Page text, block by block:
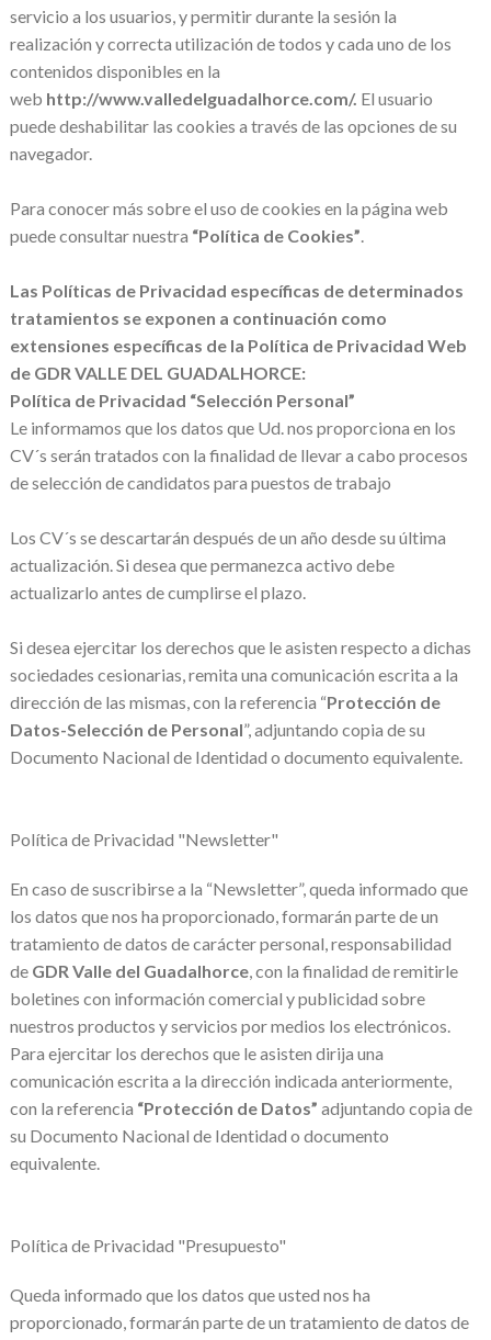
servicio a los usuarios, y permitir durante la sesión la
realización y correcta utilización de todos y cada uno de los
contenidos disponibles en la
web http://www.valledelguadalhorce.com/. El usuario
puede deshabilitar las cookies a través de las opciones de su
navegador.
Para conocer más sobre el uso de cookies en la página web
puede consultar nuestra “Política de Cookies”.
Las Políticas de Privacidad específicas de determinados
tratamientos se exponen a continuación como
extensiones específicas de la Política de Privacidad Web
de GDR VALLE DEL GUADALHORCE:
Política de Privacidad “Selección Personal”
Le informamos que los datos que Ud. nos proporciona en los
CV´s serán tratados con la finalidad de llevar a cabo procesos
de selección de candidatos para puestos de trabajo
Los CV´s se descartarán después de un año desde su última
actualización. Si desea que permanezca activo debe
actualizarlo antes de cumplirse el plazo.
Si desea ejercitar los derechos que le asisten respecto a dichas
sociedades cesionarias, remita una comunicación escrita a la
dirección de las mismas, con la referencia “Protección de
Datos-Selección de Personal”, adjuntando copia de su
Documento Nacional de Identidad o documento equivalente.
Política de Privacidad "Newsletter"
En caso de suscribirse a la “Newsletter”, queda informado que
los datos que nos ha proporcionado, formarán parte de un
tratamiento de datos de carácter personal, responsabilidad
de GDR Valle del Guadalhorce, con la finalidad de remitirle
boletines con información comercial y publicidad sobre
nuestros productos y servicios por medios los electrónicos.
Para ejercitar los derechos que le asisten dirija una
comunicación escrita a la dirección indicada anteriormente,
con la referencia “Protección de Datos” adjuntando copia de
su Documento Nacional de Identidad o documento
equivalente.
Política de Privacidad "Presupuesto"
Queda informado que los datos que usted nos ha
proporcionado, formarán parte de un tratamiento de datos de